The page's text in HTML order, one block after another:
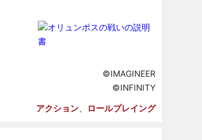
©IMAGINEER
©INFINITY
アクション ロールプレイング